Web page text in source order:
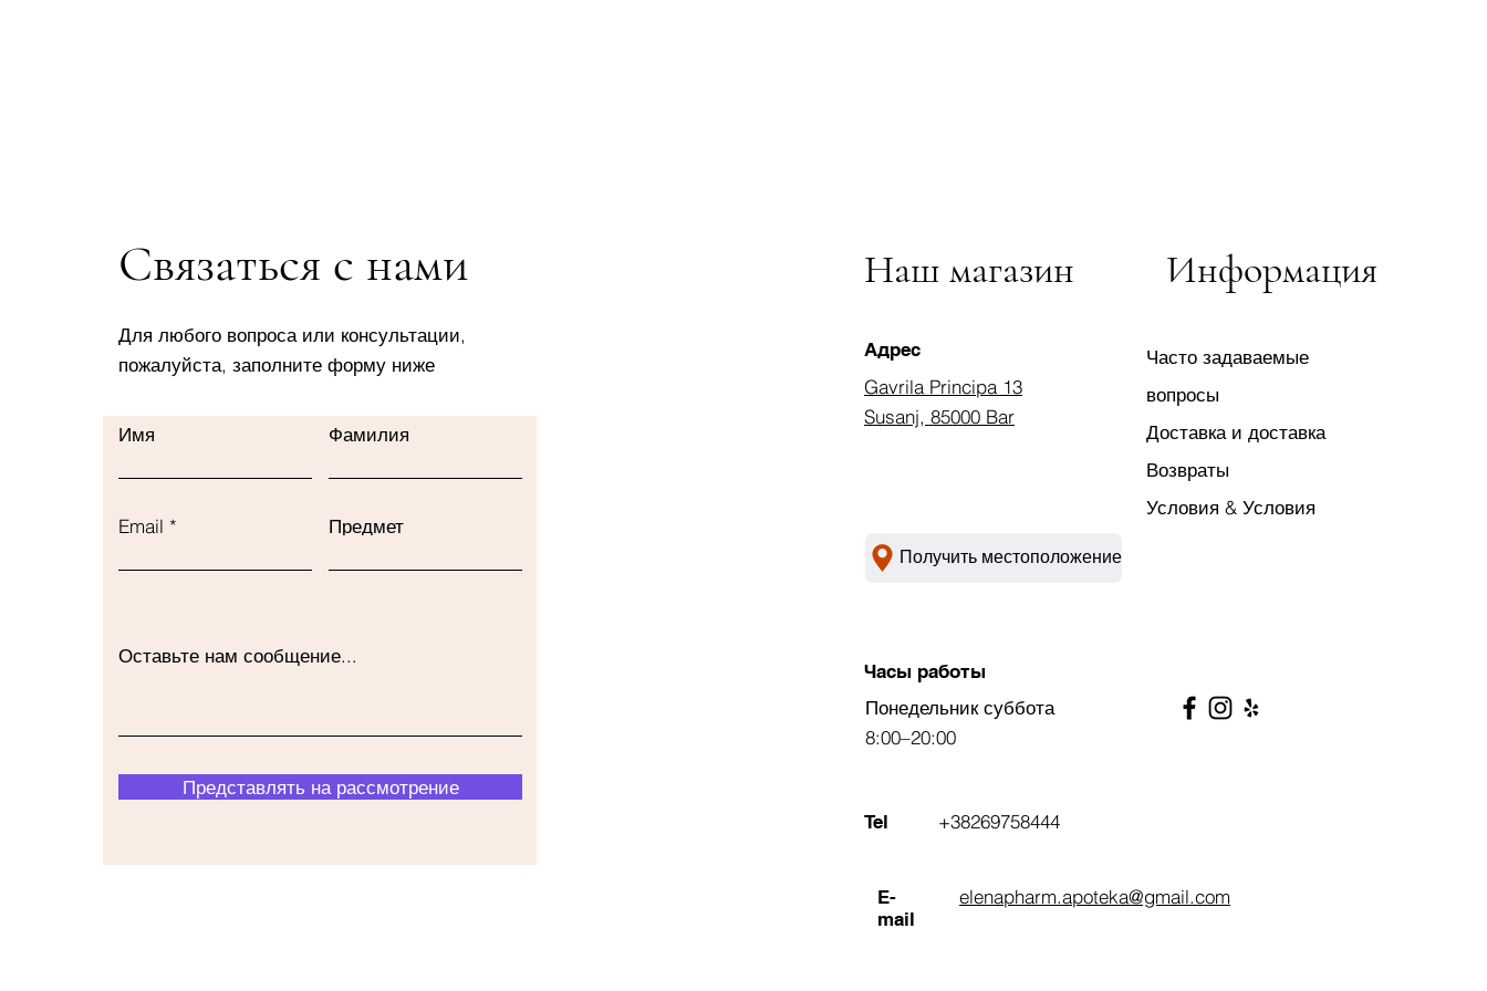
Связаться с нами
Для любого вопроса или консультации,
пожалуйста, заполните форму ниже
Имя Фамилия
Email Предмет
Оставьте нам сообщение...
Представлять на рассмотрение
Наш магазин
Адрес
Gavrila Principa 13
Susanj, 85000 Bar
Информация
Часто задаваемые
вопросы
Доставка и доставка
Возвраты
Условия & Условия
Получить местоположение
Часы работы
Понедельник суббота
8:00–20:00
Tel +38269758444
E-
mail
elenapharm.apoteka@gmail.com